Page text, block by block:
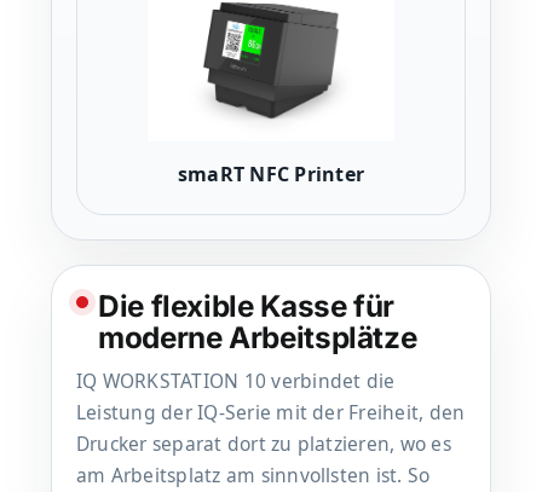
smaRT NFC Printer
Die flexible Kasse für
moderne Arbeitsplätze
IQ WORKSTATION 10 verbindet die
Leistung der IQ-Serie mit der Freiheit, den
Drucker separat dort zu platzieren, wo es
am Arbeitsplatz am sinnvollsten ist. So